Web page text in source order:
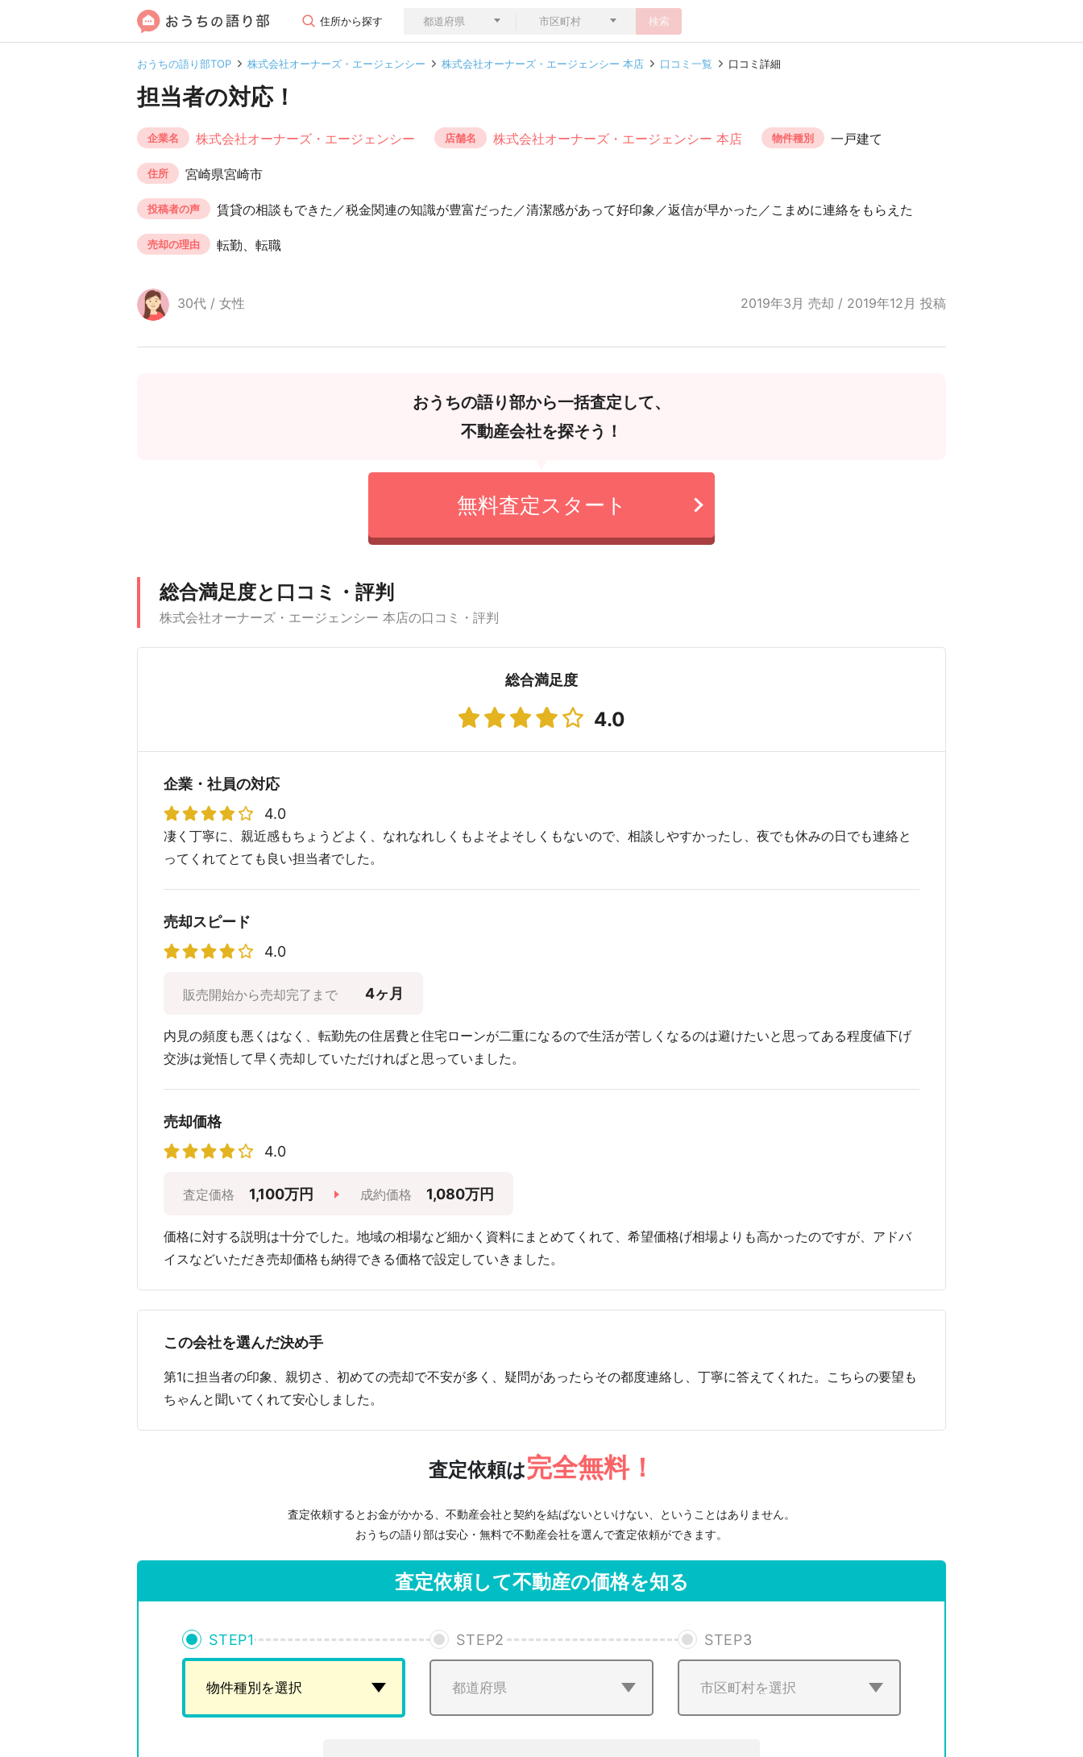
住所から探す 検索
おうちの語り部TOP 株式会社オーナーズ・エージェンシー 株式会社オーナーズ・エージェンシー 本店 口コミ一覧 口コミ詳細
担当者の対応！
企業名 株式会社オーナーズ・エージェンシー 店舗名 株式会社オーナーズ・エージェンシー 本店 物件種別 一戸建て
住所 宮崎県宮崎市
投稿者の声 賃貸の相談もできた／税金関連の知識が豊富だった／清潔感があって好印象／返信が早かった／こまめに連絡をもらえた
売却の理由 転勤、転職
30代 / 女性 2019年3月 売却 / 2019年12月 投稿
おうちの語り部から一括査定して、
不動産会社を探そう！
無料査定スタート
総合満足度と口コミ・評判
株式会社オーナーズ・エージェンシー 本店の口コミ・評判
総合満足度
4.0
企業・社員の対応
4.0
凄く丁寧に、親近感もちょうどよく、なれなれしくもよそよそしくもないので、相談しやすかったし、夜でも休みの日でも連絡と
ってくれてとても良い担当者でした。
売却スピード
4.0
販売開始から売却完了まで 4ヶ月
内見の頻度も悪くはなく、転勤先の住居費と住宅ローンが二重になるので生活が苦しくなるのは避けたいと思ってある程度値下げ
交渉は覚悟して早く売却していただければと思っていました。
売却価格
4.0
査定価格 1,100万円 成約価格 1,080万円
価格に対する説明は十分でした。地域の相場など細かく資料にまとめてくれて、希望価格げ相場よりも高かったのですが、アドバ
イスなどいただき売却価格も納得できる価格で設定していきました。
この会社を選んだ決め手
第1に担当者の印象、親切さ、初めての売却で不安が多く、疑問があったらその都度連絡し、丁寧に答えてくれた。こちらの要望も
ちゃんと聞いてくれて安心しました。
査定依頼は完全無料！
査定依頼するとお金がかかる、不動産会社と契約を結ばないといけない、ということはありません。
おうちの語り部は安心・無料で不動産会社を選んで査定依頼ができます。
査定依頼して不動産の価格を知る
STEP1 STEP2 STEP3